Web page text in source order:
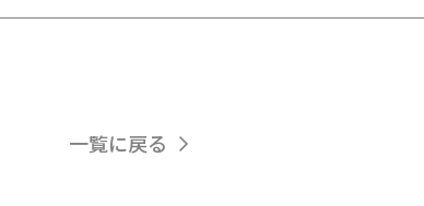
一覧に戻る